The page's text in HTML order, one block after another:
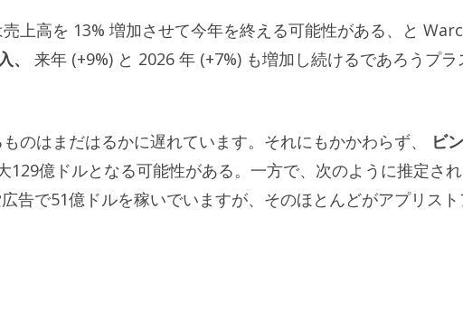
上高を 13% 増加させて今年を終える可能性がある、と Warc
、
来年 (+9%) と 2026 年 (+7%) も増加し続けるであろうプラ
のはまだはるかに遅れています。それにもかかわらず、
ビ
129億ドルとなる可能性がある。一方で、次のように推定され
告で51億ドルを稼いでいますが、そのほとんどがアプリス